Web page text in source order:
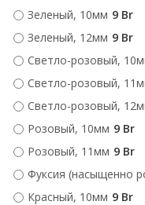
Зеленый, 10мм 9 Br
Зеленый, 12мм 9 Br
Светло-розовый,
Светло-розовый,
Светло-розовый,
Розовый, 10мм 9 Br
Розовый, 11мм 9 Br
Фуксия (насыщенно
Красный, 10мм 9 Br